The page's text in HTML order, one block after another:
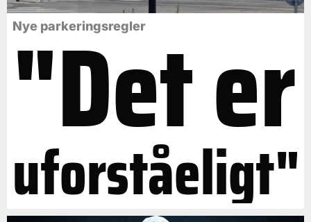
Nye parkeringsregler
"Det er
uforståeligt"